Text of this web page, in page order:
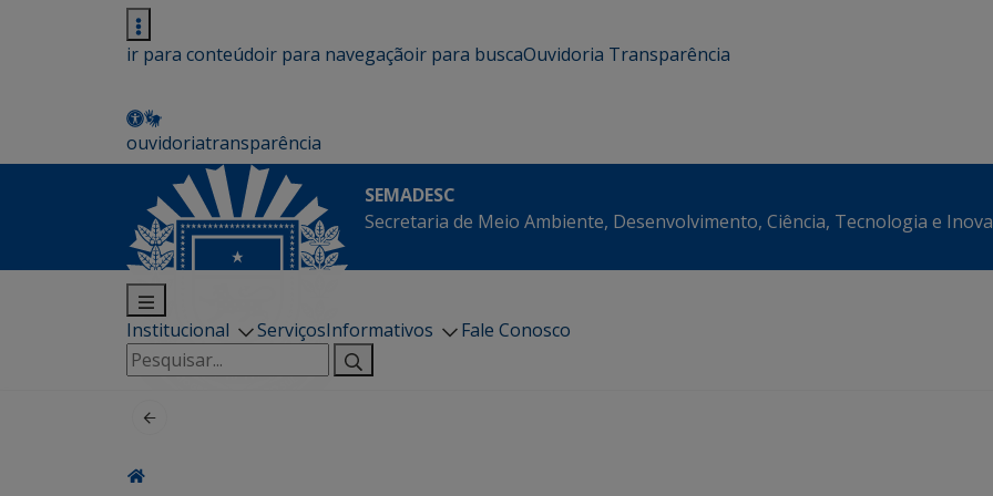
ir para conteúdoir para navegaçãoir para buscaOuvidoria Transparência
ouvidoriatransparência
SEMADESC
Secretaria de Meio Ambiente, Desenvolvimento, Ciência, Tecnologia e
Institucional ServiçosInformativos
Fale Conosco
Pesquisar
por: